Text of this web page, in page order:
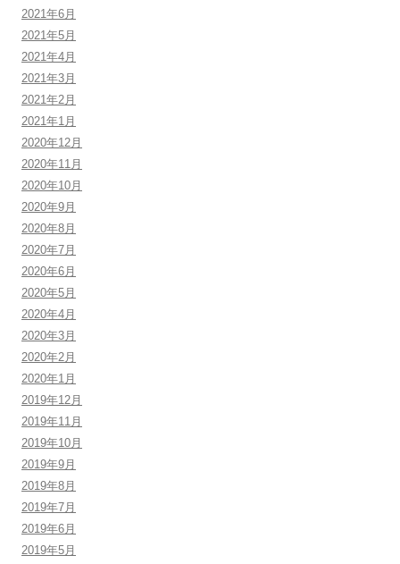
2021年6月
2021年5月
2021年4月
2021年3月
2021年2月
2021年1月
2020年12月
2020年11月
2020年10月
2020年9月
2020年8月
2020年7月
2020年6月
2020年5月
2020年4月
2020年3月
2020年2月
2020年1月
2019年12月
2019年11月
2019年10月
2019年9月
2019年8月
2019年7月
2019年6月
2019年5月